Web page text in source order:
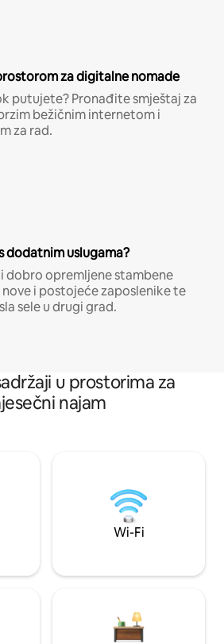
za digitalne nomade
putujete? Pronađite smještaj za
bežičnim internetom i
za rad.
dodatnim uslugama?
dobro opremljene stambene
i postojeće zaposlenike te
sele u drugi grad.
u prostorima za
najam
Wi-Fi